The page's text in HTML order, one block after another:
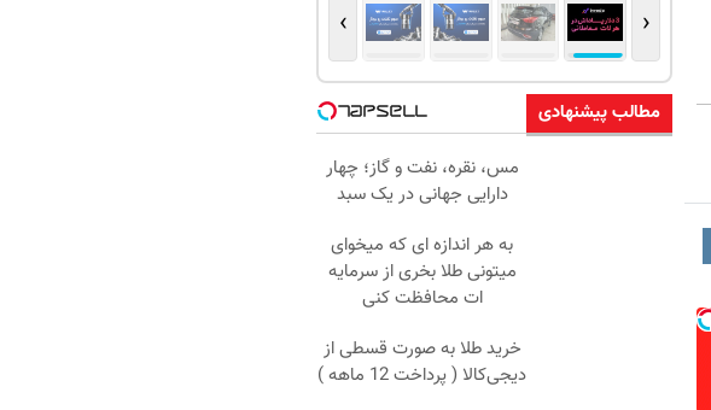
‹
›
مطالب پیشنهادی
مس، نقره، نفت و گاز؛ چهار
دارایی جهانی در یک سبد
به هر اندازه ای که میخوای
میتونی طلا بخری از سرمایه
ات محافظت کنی
خرید طلا به صورت قسطی از
دیجی‌کالا ( پرداخت 12 ماهه )